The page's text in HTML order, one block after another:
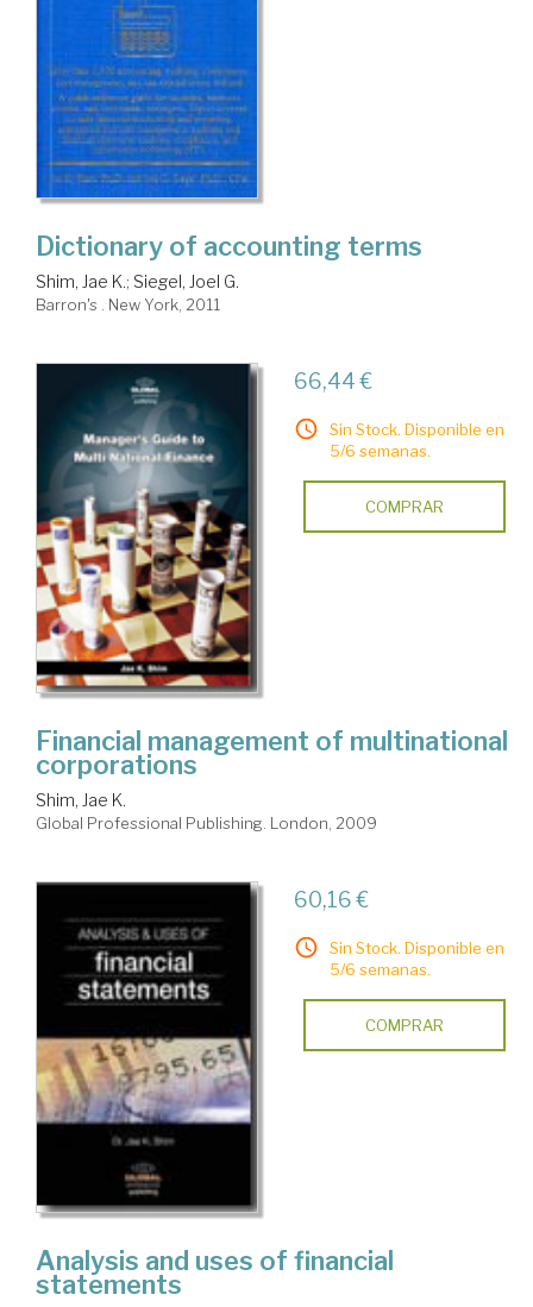
Dictionary of accounting terms
Shim, Jae K.; Siegel, Joel G.
Barron's . New York, 2011
66,44 €
Sin Stock. Disponible en
5/6 semanas.
COMPRAR
Financial management of multinational
corporations
Shim, Jae K.
Global Professional Publishing. London, 2009
60,16 €
Sin Stock. Disponible en
5/6 semanas.
COMPRAR
Analysis and uses of financial
statements